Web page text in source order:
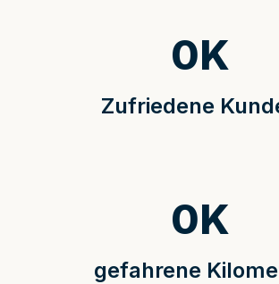
Zufriedene
0K
gefahrene
0K